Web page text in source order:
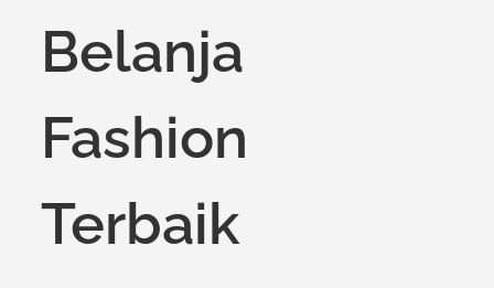
Belanja
Fashion
Terbaik